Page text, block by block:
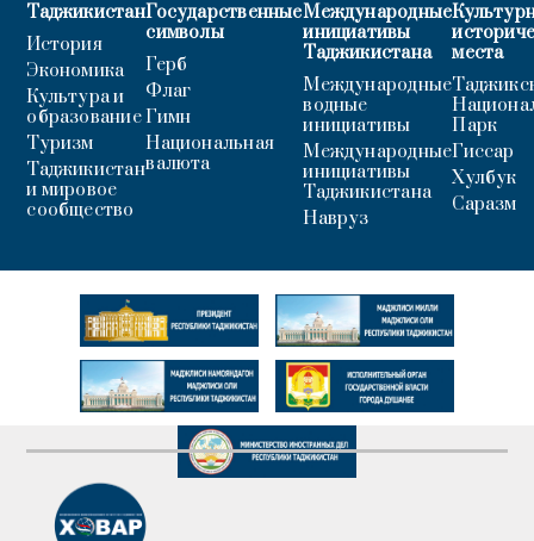
Таджикистан
История
Экономика
Культура и
образование
Туризм
Таджикистан
и мировое
сообщество
Государственные
символы
Герб
Флаг
Гимн
Национальная
валюта
Международные
инициативы
Таджикистана
Международные
водные
инициативы
Международные
инициативы
Таджикистана
Навруз
места
Парк
Гиссар
Хулбук
Саразм